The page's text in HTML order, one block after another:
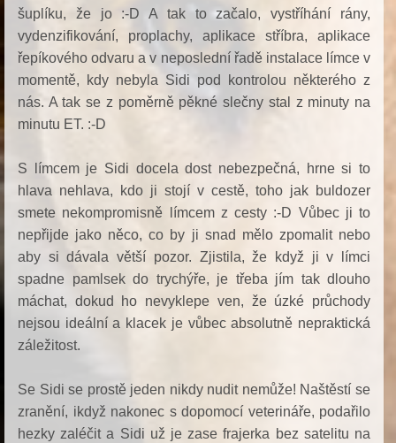
šuplíku, že jo :-D A tak to začalo, vystříhání rány,
vydenzifikování, proplachy, aplikace stříbra, aplikace
řepíkového odvaru a v neposlední řadě instalace límce v
momentě, kdy nebyla Sidi pod kontrolou některého z
nás. A tak se z poměrně pěkné slečny stal z minuty na
minutu ET. :-D
S límcem je Sidi docela dost nebezpečná, hrne si to
hlava nehlava, kdo ji stojí v cestě, toho jak buldozer
smete nekompromisně límcem z cesty :-D Vůbec ji to
nepřijde jako něco, co by ji snad mělo zpomalit nebo
aby si dávala větší pozor. Zjistila, že když ji v límci
spadne pamlsek do trychýře, je třeba jím tak dlouho
máchat, dokud ho nevyklepe ven, že úzké průchody
nejsou ideální a klacek je vůbec absolutně nepraktická
záležitost.
Se Sidi se prostě jeden nikdy nudit nemůže! Naštěstí se
zranění, ikdyž nakonec s dopomocí veterináře, podařilo
hezky zaléčit a Sidi už je zase frajerka bez satelitu na